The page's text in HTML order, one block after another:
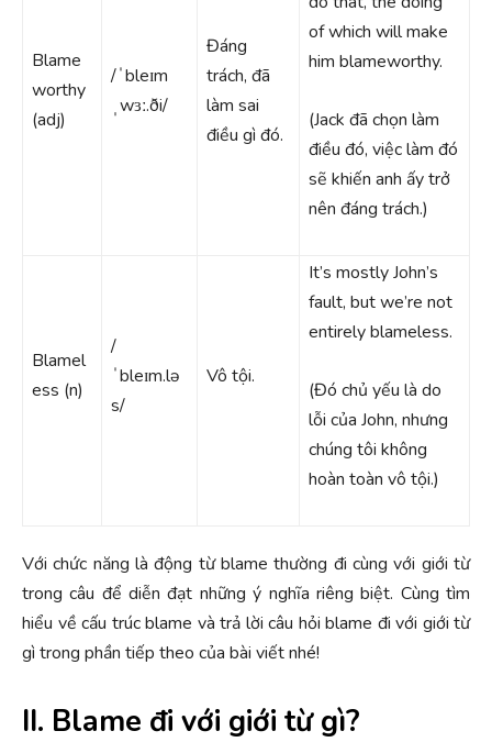
Blame
worthy
(adj)
/ˈbleɪm
ˌwɜː.ði/
Đáng
trách, đã
làm sai
điều gì đó.
of which will make
him blameworthy.
(Jack đã chọn làm
điều đó, việc làm đó
sẽ khiến anh ấy trở
nên đáng trách.)
Blamel
ess (n)
/
ˈbleɪm.lə
s/
Vô tội.
It’s mostly John’s
fault, but we’re not
entirely blameless.
(Đó chủ yếu là do
lỗi của John, nhưng
chúng tôi không
hoàn toàn vô tội.)
Với chức năng là động từ blame thường đi cùng với giới từ
trong câu để diễn đạt những ý nghĩa riêng biệt. Cùng tìm
hiểu về cấu trúc blame và trả lời câu hỏi blame đi với giới từ
gì trong phần tiếp theo của bài viết nhé!
II. Blame đi với giới từ gì?